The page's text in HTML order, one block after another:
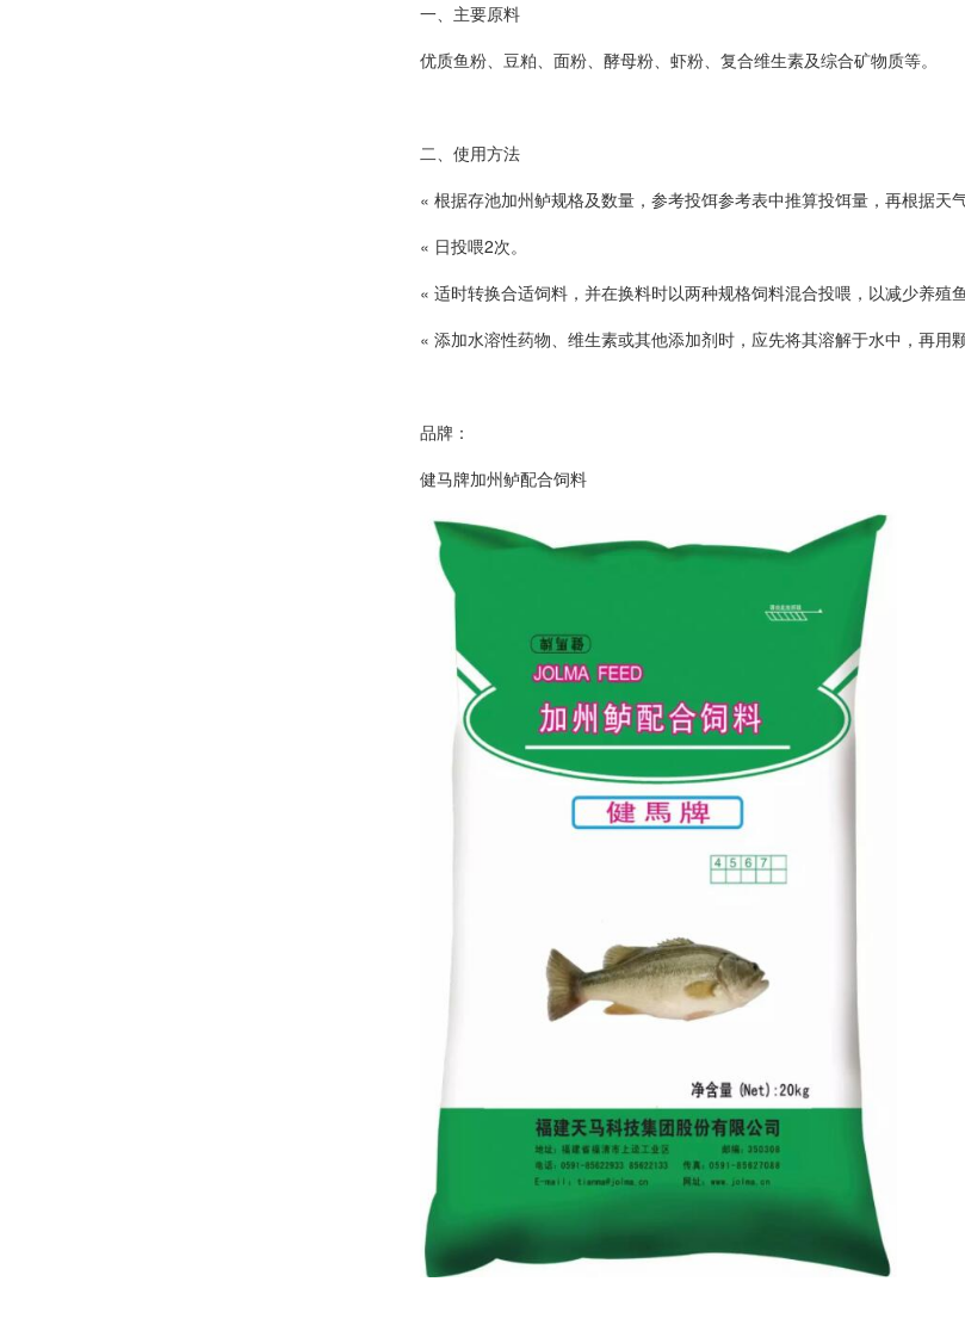
一、 主要原料
优质鱼粉、豆粕、面粉、酵母粉、虾粉、复合维生素及综合矿物质等。
二、使用方法
« 根据存池加州鲈规格及数量，参考投饵参考表中推算投饵量，再根据天
« 日投喂2次。
« 适时转换合适饲料，并在换料时以两种规格饲料混合投喂，以减少养殖鱼
« 添加水溶性药物、维生素或其他添加剂时，应先将其溶解于水中，再用
品牌：
健马牌加州鲈配合饲料